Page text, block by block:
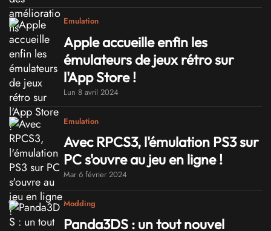
Emulation
Apple accueille enfin les
émulateurs de jeux rétro sur
l'App Store !
Lun 8 avril 2024
Emulation
Avec RPCS3, l'émulation PS3 sur
PC s'ouvre au jeu en ligne !
Mar 6 février 2024
Modding
Panda3DS : un tout nouvel